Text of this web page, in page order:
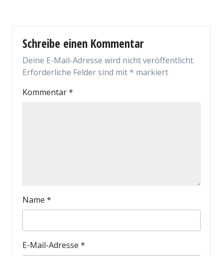
Schreibe einen Kommentar
Deine E-Mail-Adresse wird nicht veröffentlicht.
Erforderliche Felder sind mit* markiert
Kommentar*
Name *
E-Mail-Adresse *